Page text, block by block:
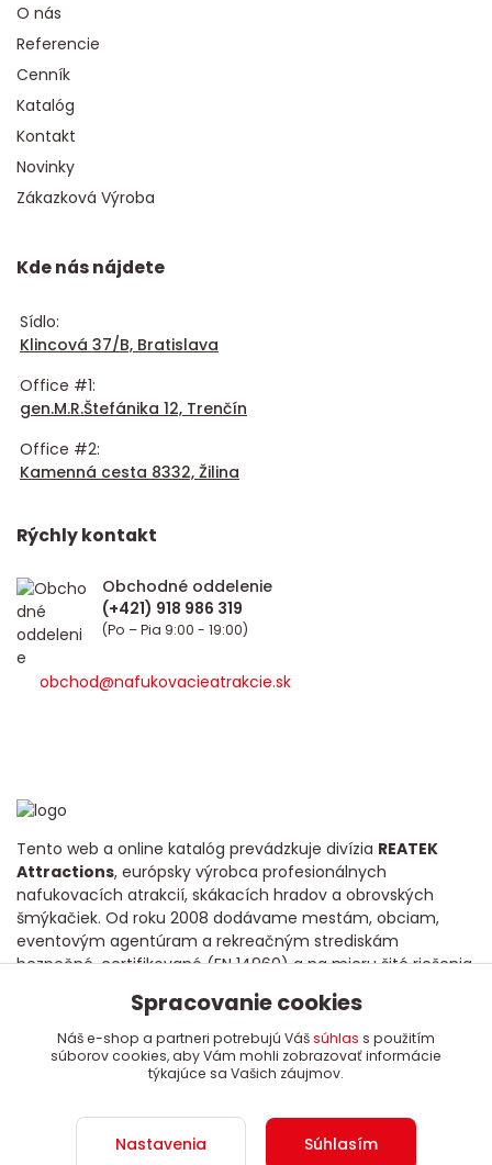
O nás
Referencie
Cenník
Katalóg
Kontakt
Novinky
Zákazková Výroba
Kde nás nájdete
Sídlo:
Klincová 37/B, Bratislava
Office #1:
gen.M.R.Štefánika 12, Trenčín
Office #2:
Kamenná cesta 8332, Žilina
Tento web a online katalóg prevádzkuje divízia REATEK
Attractions, európsky výrobca profesionálnych
nafukovacích atrakcií, skákacích hradov a obrovských
šmýkačiek. Od roku 2008 dodávame mestám, obciam,
eventovým agentúram a rekreačným strediskám
bezpečné, certifikované (EN 14960) a na mieru šité riešenia
s dôrazom na dlhú životnosť a poctivú kvalitu.
Rýchly kontakt
Obchodné oddelenie
(Po – Pia 9:00 - 19:00)
obchod@nafukovacieatrakcie.sk
Copyright 2008 - 2024 REATEK Attractions, s.r.o.
Spracovanie cookies
Náš e-shop a partneri potrebujú Vášsúhlas s použitím
súborov cookies, aby Vám mohli zobrazovať informácie
týkajúce sa Vašich záujmov.
Nastavenia Súhlasím